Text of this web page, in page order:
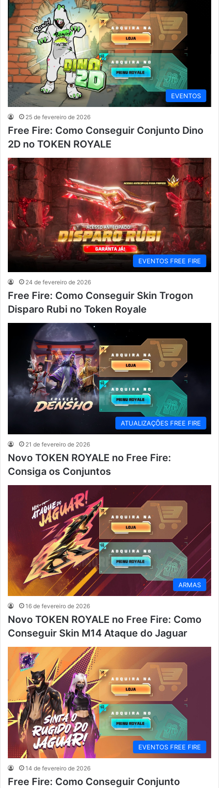
EVENTOS
25 de fevereiro de 2026
Free Fire: Como Conseguir Conjunto Dino
2D no TOKEN ROYALE
EVENTOS FREE FIRE
24 de fevereiro de 2026
Free Fire: Como Conseguir Skin Trogon
Disparo Rubi no Token Royale
ATUALIZAÇÕES FREE FIRE
21 de fevereiro de 2026
Novo TOKEN ROYALE no Free Fire:
Consiga os Conjuntos
ARMAS
16 de fevereiro de 2026
Novo TOKEN ROYALE no Free Fire: Como
Conseguir Skin M14 Ataque do Jaguar
EVENTOS FREE FIRE
14 de fevereiro de 2026
Free Fire: Como Conseguir Conjunto